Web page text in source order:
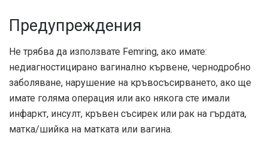
Предупреждения
Не трябва да използвате Femring, ако имате:
недиагностицирано вагинално кървене, чернодробно
заболяване, нарушение на кръвосъсирването, ако ще
имате голяма операция или ако някога сте имали
инфаркт, инсулт, кръвен съсирек или рак на гърдата,
матка/шийка на матката или вагина.